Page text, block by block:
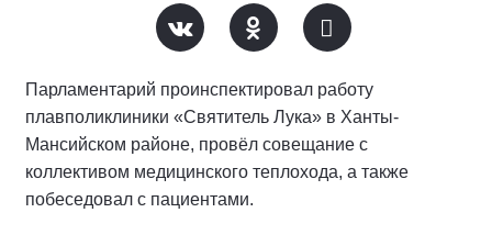
Парламентарий проинспектировал работу
плавполиклиники «Святитель Лука» в Ханты-
Мансийском районе, провёл совещание с
коллективом медицинского теплохода, а также
побеседовал с пациентами.